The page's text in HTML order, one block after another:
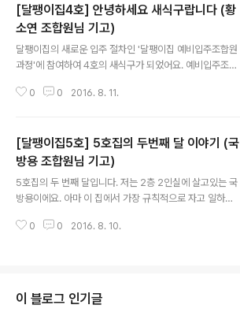
[달팽이집4호] 안녕하세요 새식구랍니다 (황
소연 조합원님 기고)
달팽이집의 새로운 입주 절차인 '달팽이집 예비입주조합원
과정'에 참여하여 4호의 새식구가 되었어요. 예비입주조합
모로 진행해서 서로의 이야기에 귀기울일수 있어 좋았습니
에 대해 대화했습니다. A4용지에 자신이 갖고 있는 집에
대한 이미지를 그림으로 표현하는 시간이 있었는데, 오랜
만에 크레파스를 잡아서인지 재밌었어요. 삭막한 이미지로
집을 그린 저와 달리(!) 집이 밝고 긍정적으로 표현된 그림
이 많아서, 상반된 이미지를 볼 수 있어 흥미로웠습니다. 또
두가지 키워드를 랜덤으로 뽑아 “공존하는+삶” 같은 식으
0 0 2016. 8. 11.
[달팽이집5호] 5호집의 두번째 달 이야기 (국
방용 조합원님 기고)
5호집의 두 번째 달입니다. 저는 2층 2인실에 살고있는 국
방용이에요. 아마 이 집에서 가장 규칙적으로 자고 일하고
가 있었습니다. 제가 달팽이집에 살면서 가장 처음 갔던 행
동원해서 틀어두는데 열명이 넘어가는 손님분들이 오시니
교류회하시면서 땀 삐질삐질흘리셨을거라 생각됩니다. 늘
0 0 2016. 8. 10.
이 블로그 인기글